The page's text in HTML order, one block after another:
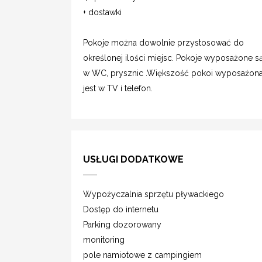
+ dostawki
Pokoje można dowolnie przystosować do
określonej ilości miejsc. Pokoje wyposażone
w WC, prysznic .Większość pokoi
jest w TV i telefon.
USŁUGI DODATKOWE
Wypożyczalnia sprzętu pływackiego
Dostęp do internetu
Parking dozorowany
monitoring
pole namiotowe z campingiem